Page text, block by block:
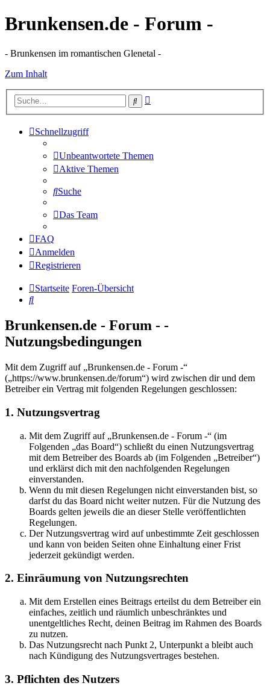
Brunkensen.de - Forum -
- Brunkensen im romantischen Glenetal -
Zum Inhalt
Suche
Schnellzugriff
Unbeantwortete Themen
Aktive Themen
Suche
Das Team
FAQ
Anmelden
Registrieren
Startseite Foren-Übersicht
Suche
Brunkensen.de - Forum - -
Nutzungsbedingungen
Mit dem Zugriff auf „Brunkensen.de - Forum -“
(„https://www.brunkensen.de/forum“) wird zwischen dir und dem
Betreiber ein Vertrag mit folgenden Regelungen geschlossen:
1. Nutzungsvertrag
Mit dem Zugriff auf „Brunkensen.de - Forum -“ (im
Folgenden „das Board“) schließt du einen Nutzungsvertrag
mit dem Betreiber des Boards ab (im Folgenden „Betreiber“)
und erklärst dich mit den nachfolgenden Regelungen
einverstanden.
Wenn du mit diesen Regelungen nicht einverstanden bist, so
darfst du das Board nicht weiter nutzen. Für die Nutzung des
Boards gelten jeweils die an dieser Stelle veröffentlichten
Regelungen.
Der Nutzungsvertrag wird auf unbestimmte Zeit geschlossen
und kann von beiden Seiten ohne Einhaltung einer Frist
jederzeit gekündigt werden.
2. Einräumung von Nutzungsrechten
Mit dem Erstellen eines Beitrags erteilst du dem Betreiber ein
einfaches, zeitlich und räumlich unbeschränktes und
unentgeltliches Recht, deinen Beitrag im Rahmen des Boards
zu nutzen.
Das Nutzungsrecht nach Punkt 2, Unterpunkt a bleibt auch
nach Kündigung des Nutzungsvertrages bestehen.
3. Pflichten des Nutzers